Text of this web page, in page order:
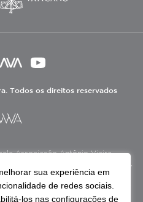
Todos os direitos reservados
Associação Antônio Vieira
sem fins lucrativos, filantrópica,
e beneficente, certificada
Social (CEBAS), nas áreas
sua experiência em
de redes sociais.
los nas configurações de